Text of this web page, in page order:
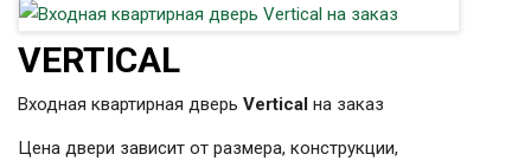
VERTICAL
Входная квартирная дверь Vertical на заказ
Цена двери зависит от размера, конструкции,